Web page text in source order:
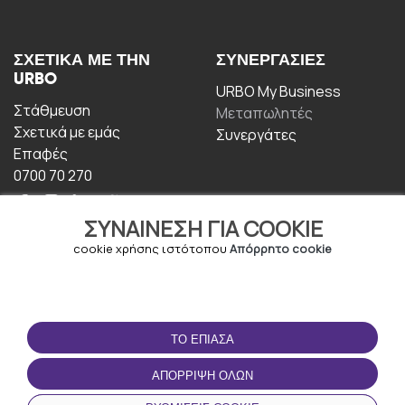
ΣΥΝΑΊΝΕΣΗ ΓΙΑ COOKIE
cookie χρήσης ιστότοπου Απόρρητο cookie
ΤΟ ΈΠΙΑΣΑ
ΑΠΌΡΡΙΨΗ ΌΛΩΝ
ΣΧΕΤΙΚΆ ΜΕ ΤΗΝ
URBO
Στάθμευση
Σχετικά με εμάς
Επαφές
0700 70 270
ΣΥΝΕΡΓΑΣΊΕΣ
URBO My Business
Μεταπωλητές
Συνεργάτες
ΟΡΟΙ ΧΡΉΣΗΣ
Οροι και Προϋποθέσεις
Πολιτική απορρήτου
ΚΑΤΕΒΆΣΤΕ ΤΗΝ
ΕΦΑΡΜΟΓΉ